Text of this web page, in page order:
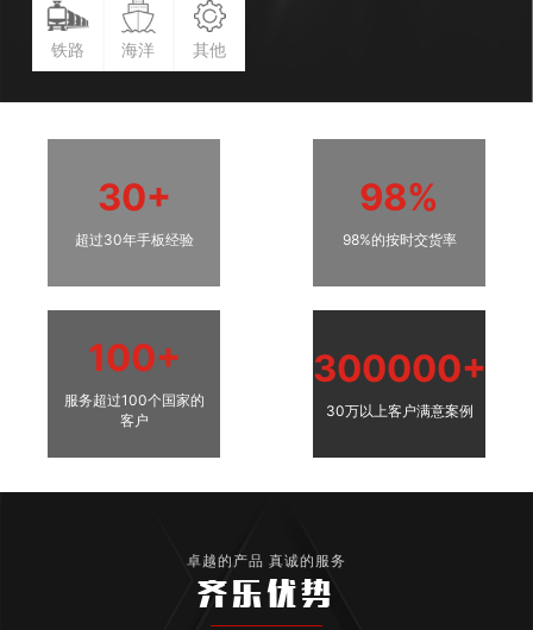
铁路 海洋 其他
30+
超过30年手板经验
98%
98%的按时交货率
100+
服务超过100个国家的
客户
300000+
30万以上客户满意案例
卓越的产品 真诚的服务
齐乐优势